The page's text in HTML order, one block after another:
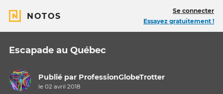
NOTOS
Se connecter
Essayez gratuitement !
Escapade au Québec
Publié par ProfessionGlobeTrotter
le 02 avril 2018